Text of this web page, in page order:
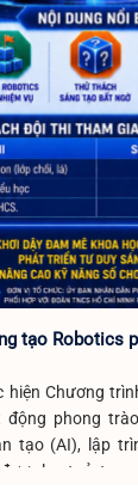
tạo Robotics
Chương
động phong
tạo (AI), lập
lan toả; tạo